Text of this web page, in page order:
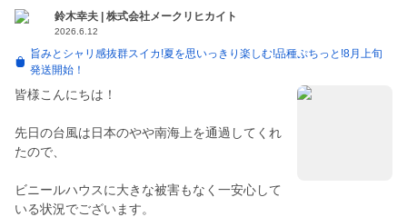
鈴木幸夫 | 株式会社メークリヒカイト
2026.6.12
旨みとシャリ感抜群スイカ!夏を思いっきり楽しむ!品種ぷちっと!8月上旬
発送開始！
皆様こんにちは！
先日の台風は日本のやや南海上を通過してくれ
たので、
ビニールハウスに大きな被害もなく一安心して
いる状況でございます。